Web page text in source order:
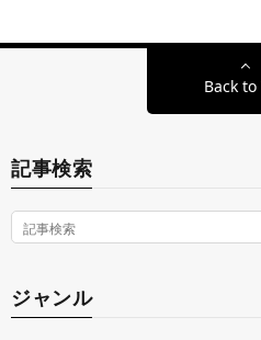
Back to
記事検索
ジャンル